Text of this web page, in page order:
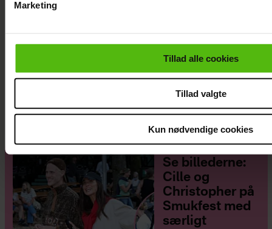
cookiepolitik.
Marketing
Tillad alle cookies
Tillad valgte
Kun nødvendige cookies
Janni Ree afsted for første gang: Jeg er
Se billederne:
Cille og
Christopher på
Smukfest med
særligt